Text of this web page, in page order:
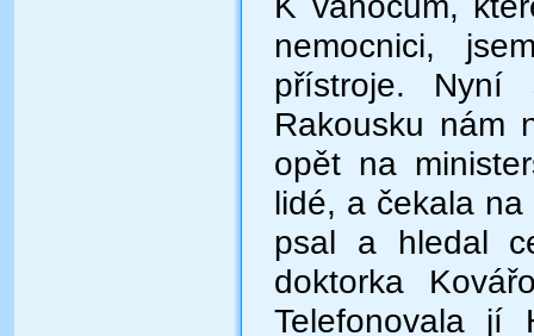
nemocnici,
přístroje.
Rakousku nám
opět na
lidé, a čekala
psal a hledal
doktorka
Telefonovala jí